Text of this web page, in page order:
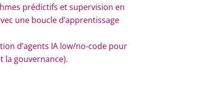
prédictifs et supervision en
une boucle d’apprentissage
d’agents IA low/no-code pour
la gouvernance).